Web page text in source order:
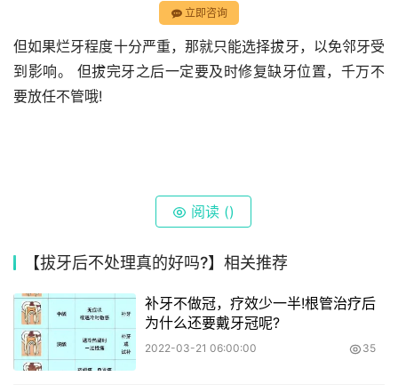
立即咨询
但如果烂牙程度十分严重，那就只能选择拔牙，以免邻牙受
到影响。 但拔完牙之后一定要及时修复缺牙位置，千万不
要放任不管哦!
阅读 ()
【拔牙后不处理真的好吗?】相关推荐
补牙不做冠，疗效少一半!根管治疗后
为什么还要戴牙冠呢?
2022-03-21 06:00:00 35